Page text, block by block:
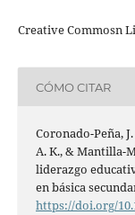
Creative Commosn
CÓMO CITAR
Coronado-Peña,
A. K., & Mantilla-
liderazgo
en básica
https://doi.org/